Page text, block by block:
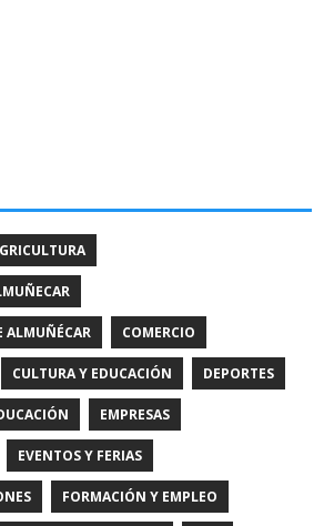
ALMUÑÉCAR COMERCIO
CULTURA Y EDUCACIÓN DEPORTES
EMPRESAS
EVENTOS Y FERIAS
FORMACIÓN Y EMPLEO